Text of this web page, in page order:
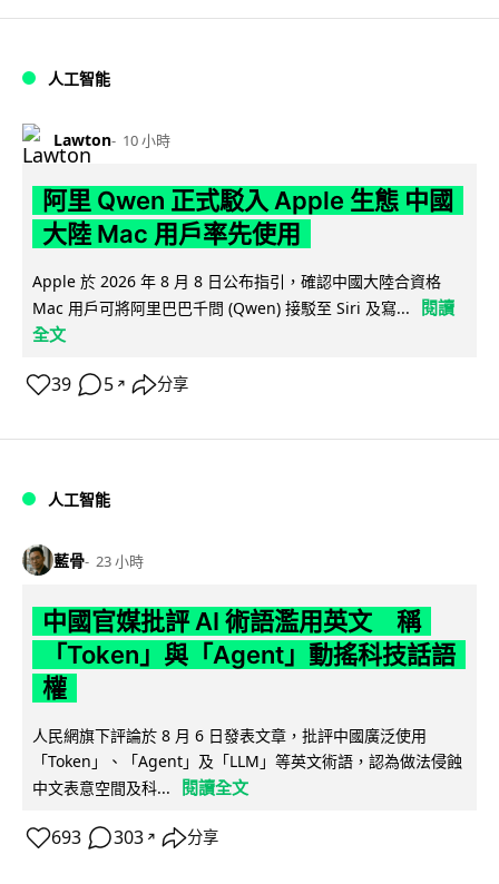
人工智能
Lawton 10 小時
阿里 Qwen 正式駁入 Apple 生態 中國
大陸 Mac 用戶率先使用
Apple 於 2026 年 8 月 8 日公布指引，確認中國大陸合資格
Mac 用戶可將阿里巴巴千問 (Qwen) 接駁至 Siri 及寫...
閱讀
全文
39 5 ↗ 分享
人工智能
藍骨 23 小時
中國官媒批評 AI 術語濫用英文 稱
「Token」與「Agent」動搖科技話語
權
人民網旗下評論於 8 月 6 日發表文章，批評中國廣泛使用
「Token」、「Agent」及「LLM」等英文術語，認為做法侵蝕
中文表意空間及科...
閱讀全文
693 303 ↗ 分享